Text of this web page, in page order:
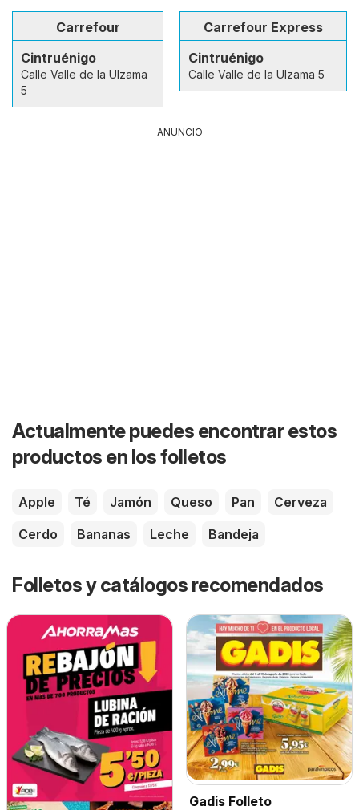
Carrefour
Cintruénigo
Calle Valle de la Ulzama
5
Carrefour Express
Cintruénigo
Calle Valle de la Ulzama 5
ANUNCIO
Actualmente puedes encontrar estos
productos en los folletos
Apple Té Jamón Queso Pan
Cerveza
Cerdo
Bananas Leche Bandeja
Folletos y catálogos recomendados
Gadis Folleto